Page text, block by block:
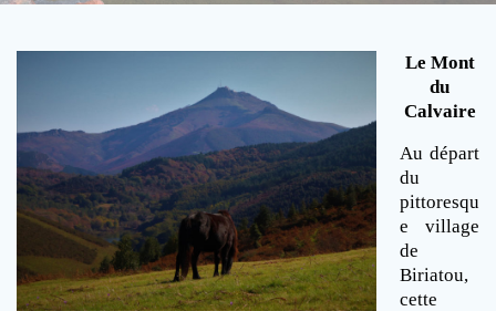
Le Mont
du
Calvaire
Au départ
du
pittoresqu
e village
de
Biriatou,
cette